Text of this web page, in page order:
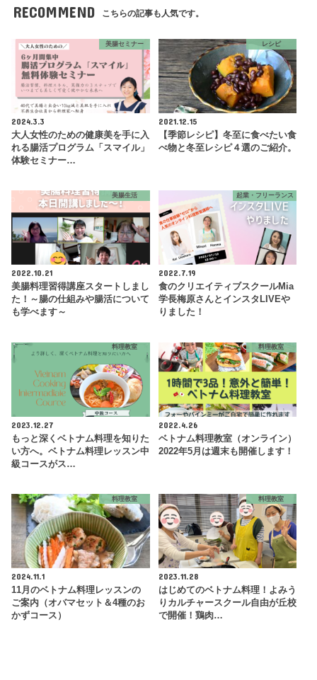
RECOMMEND こちらの記事も人気です。
美腸セミナー
2024.3.3
大人女性のための健康美を手に入
れる腸活プログラム「スマイル」
体験セミナー…
レシピ
2021.12.15
【季節レシピ】冬至に食べたい食
べ物と冬至レシピ４選のご紹介。
美腸生活
2022.10.21
美腸料理習得講座スタートしまし
た！～腸の仕組みや腸活について
も学べます～
起業・フリーランス
2022.7.19
食のクリエイティブスクールMia
学長梅原さんとインスタLIVEや
りました！
料理教室
2023.12.27
もっと深くベトナム料理を知りた
い方へ。ベトナム料理レッスン中
級コースがス…
料理教室
2022.4.26
ベトナム料理教室（オンライン）
2022年5月は週末も開催します！
料理教室
2024.11.1
11月のベトナム料理レッスンの
ご案内（オバマセット＆4種のお
かずコース）
料理教室
2023.11.28
はじめてのベトナム料理！よみう
りカルチャースクール自由が丘校
で開催！鶏肉…